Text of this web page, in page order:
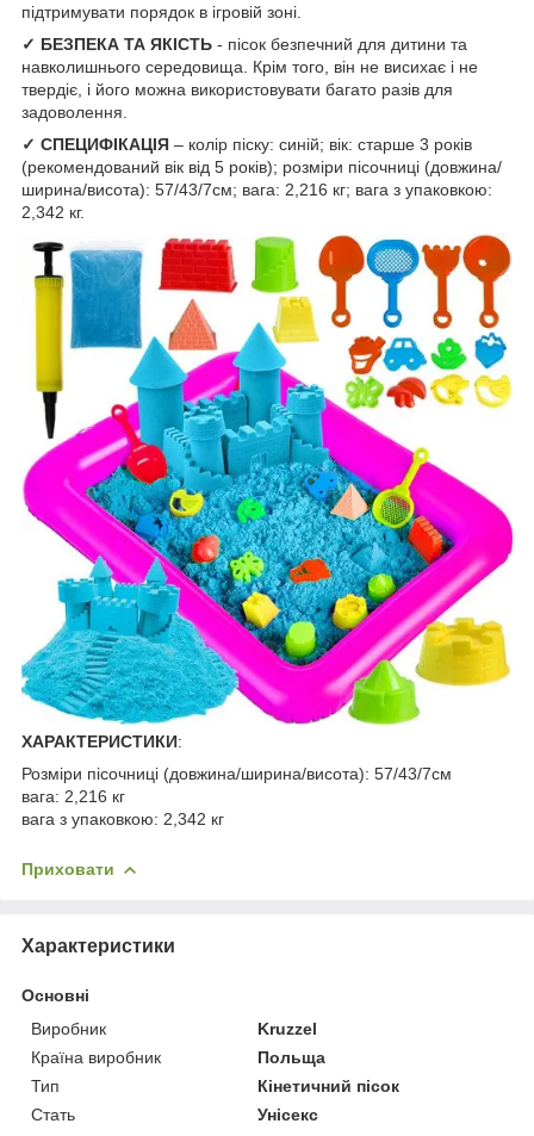
підтримувати порядок в ігровій зоні.
✓ БЕЗПЕКА ТА ЯКІСТЬ - пісок безпечний для дитини та
навколишнього середовища. Крім того, він не висихає і не
твердіє, і його можна використовувати багато разів для
задоволення.
✓ СПЕЦИФІКАЦІЯ – колір піску: синій; вік: старше 3 років
(рекомендований вік від 5 років); розміри пісочниці (довжина/
ширина/висота): 57/43/7см; вага: 2,216 кг; вага з упаковкою:
2,342 кг.
ХАРАКТЕРИСТИКИ:
Розміри пісочниці (довжина/ширина/висота): 57/43/7см
вага: 2,216 кг
вага з упаковкою: 2,342 кг
Приховати
Характеристики
Основні
Виробник
Kruzzel
Країна виробник
Польща
Тип
Кінетичний пісок
Стать
Унісекс